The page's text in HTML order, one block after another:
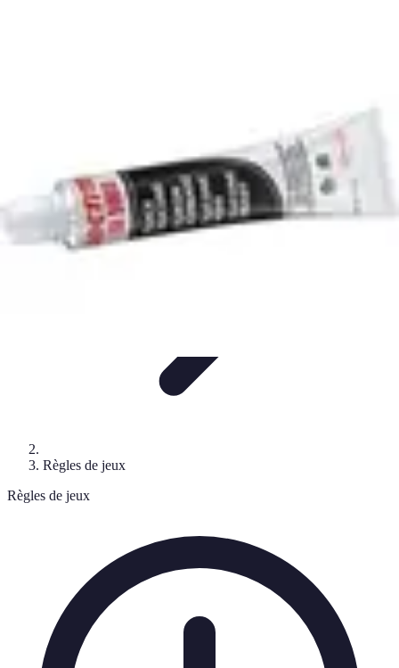
Règles de jeux
Règles de jeux